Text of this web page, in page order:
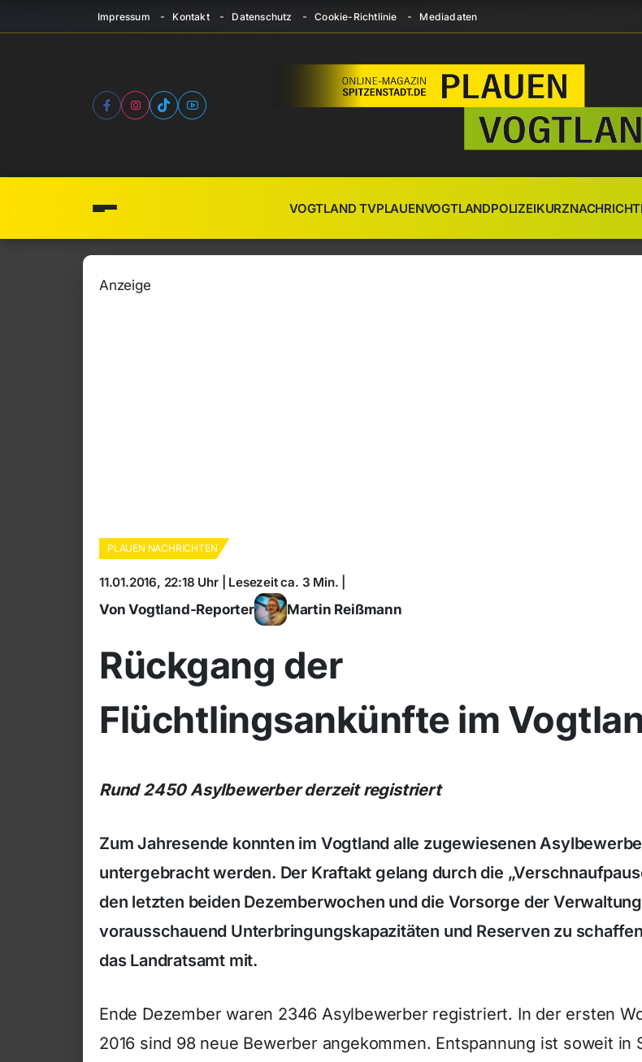
Impressum Kontakt Datenschutz Cookie-Richtlinie Mediadaten
VOGTLAND TVPLAUENVOGTLANDPOLIZEI
Anzeige
PLAUEN NACHRICHTEN
11.01.2016, 22:18 Uhr | Lesezeit ca. 3 Min. |
Von Vogtland-Reporter Martin Reißmann
Rückgang der
Flüchtlingsankünfte im
Rund 2450 Asylbewerber derzeit registriert
Zum Jahresende konnten im Vogtland alle zugewiesenen
untergebracht werden. Der Kraftakt gelang durch die
den letzten beiden Dezemberwochen und die Vorsorge der
vorausschauend Unterbringungskapazitäten und Reserven zu
das Landratsamt mit.
Ende Dezember waren 2346 Asylbewerber registriert. In der ersten
2016 sind 98 neue Bewerber angekommen. Entspannung ist soweit in